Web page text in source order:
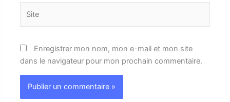
Enregistrer mon nom, mon e-mail et mon site
dans le navigateur pour mon prochain commentaire.